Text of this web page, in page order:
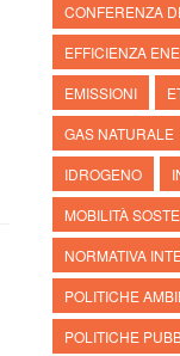
CONFERENZA
EFFICIENZA
EMISSIONI
GAS NATURALE
IDROGENO
MOBILITÀ
NORMATIVA
POLITICHE
POLITICHE